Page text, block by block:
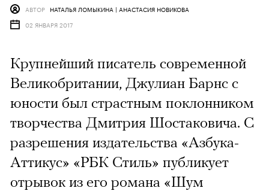
АВТОР НАТАЛЬЯ ЛОМЫКИНА | АНАСТАСИЯ НОВИКОВА
02 ЯНВАРЯ 2017
Крупнейший писатель современной
Великобритании, Джулиан Барнс с
юности был страстным поклонником
творчества Дмитрия Шостаковича. С
разрешения издательства «Азбука-
Аттикус» «РБК Стиль» публикует
отрывок из его романа «Шум